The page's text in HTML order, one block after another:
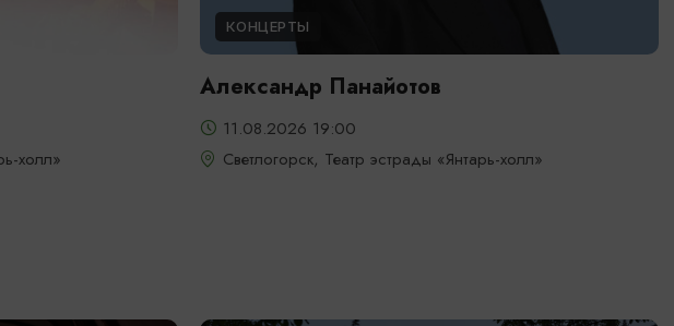
холл»
КОНЦЕРТЫ
Александр Панайотов
11.08.2026 19:00
Светлогорск, Театр эстрады «Янтарь-холл»